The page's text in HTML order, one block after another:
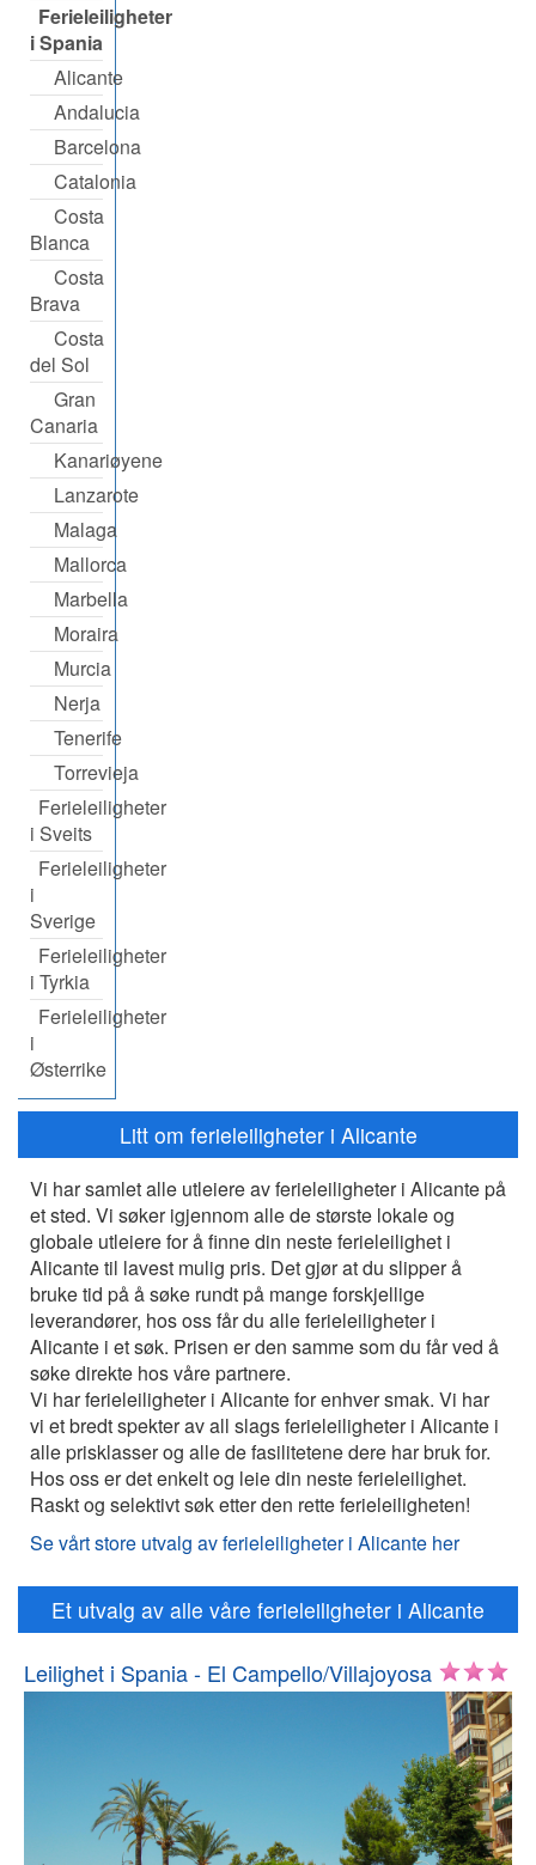
Ferieleiligheter
i Spania
Alicante
Andalucia
Barcelona
Catalonia
Costa
Blanca
Costa
Brava
Costa
del Sol
Gran
Canaria
Kanariøyene
Lanzarote
Malaga
Mallorca
Marbella
Moraira
Murcia
Nerja
Tenerife
Torrevieja
Ferieleiligheter
i Sveits
Ferieleiligheter
i
Sverige
Ferieleiligheter
i Tyrkia
Ferieleiligheter
i
Østerrike
Litt om ferieleiligheter i Alicante
Vi har samlet alle utleiere av ferieleiligheter i Alicante på
et sted. Vi søker igjennom alle de største lokale og
globale utleiere for å finne din neste ferieleilighet i
Alicante til lavest mulig pris. Det gjør at du slipper å
bruke tid på å søke rundt på mange forskjellige
leverandører, hos oss får du alle ferieleiligheter i
Alicante i et søk. Prisen er den samme som du får ved å
søke direkte hos våre partnere.
Vi har ferieleiligheter i Alicante for enhver smak. Vi har
vi et bredt spekter av all slags ferieleiligheter i Alicante i
alle prisklasser og alle de fasilitetene dere har bruk for.
Hos oss er det enkelt og leie din neste ferieleilighet.
Raskt og selektivt søk etter den rette ferieleiligheten!
Se vårt store utvalg av ferieleiligheter i Alicante her
Et utvalg av alle våre ferieleiligheter i Alicante
Leilighet i Spania - El Campello/Villajoyosa